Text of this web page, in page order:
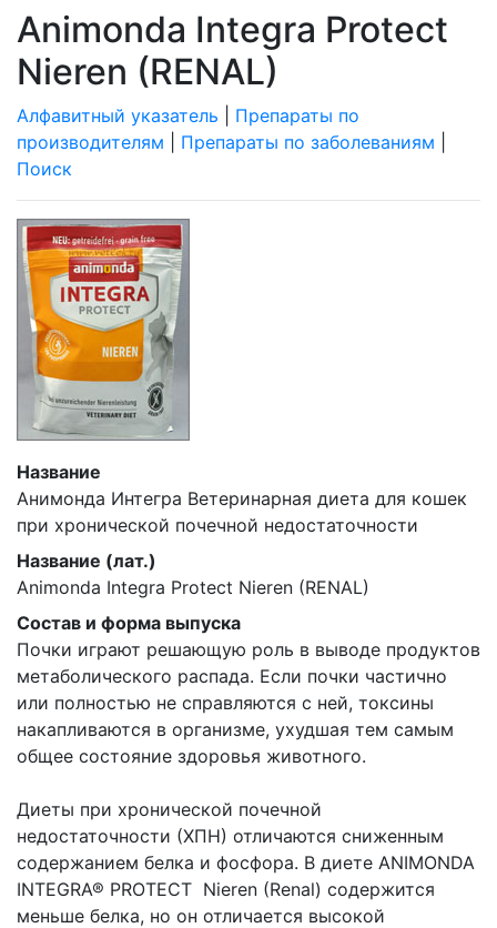
Animonda Integra Protect
Nieren (RENAL)
Алфавитный указатель
Препараты по
производителям
Препараты по заболеваниям
Поиск
Название
Анимонда Интегра Ветеринарная диета для кошек
при хронической почечной недостаточности
Название (лат.)
Animonda Integra Protect Nieren (RENAL)
Состав и форма выпуска
Почки играют решающую роль в выводе продуктов
метаболического распада. Если почки частично
или полностью не справляются с ней, токсины
накапливаются в организме, ухудшая тем самым
общее состояние здоровья животного.
Диеты при хронической почечной
недостаточности (ХПН) отличаются сниженным
содержанием белка и фосфора. В диете ANIMONDA
INTEGRA® PROTECT Nieren (Renal) содержится
меньше белка, но он отличается высокой